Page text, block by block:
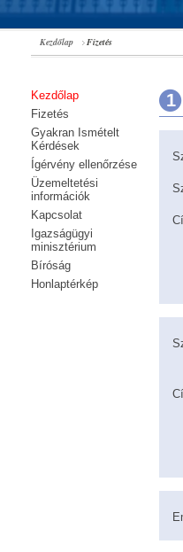
Kezdőlap Fizetés
Kezdőlap
Fizetés
Gyakran Ismételt
Kérdések
Ígérvény ellenőrzése
Üzemeltetési
információk
Kapcsolat
Igazságügyi
minisztérium
Bíróság
Honlaptérkép
1